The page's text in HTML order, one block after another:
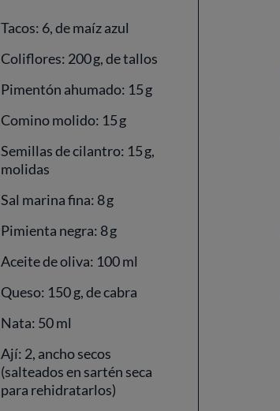
Tacos: 6, de maíz azul
Coliflores: 200 g, de tallos
Pimentón ahumado: 15 g
Comino molido: 15 g
Semillas de cilantro: 15 g,
molidas
Sal marina fina: 8 g
Pimienta negra: 8 g
Aceite de oliva: 100 ml
Queso: 150 g, de cabra
Nata: 50 ml
Ají: 2, ancho secos
(salteados en sartén seca
para rehidratarlos)